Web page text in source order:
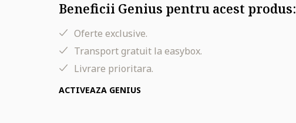
Beneficii Genius pentru acest produs:
Oferte exclusive.
Transport gratuit la easybox.
Livrare prioritara.
ACTIVEAZA GENIUS